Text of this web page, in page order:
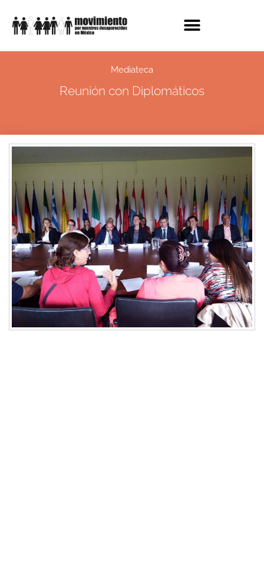
Mediateca
Reunión con Diplomáticos